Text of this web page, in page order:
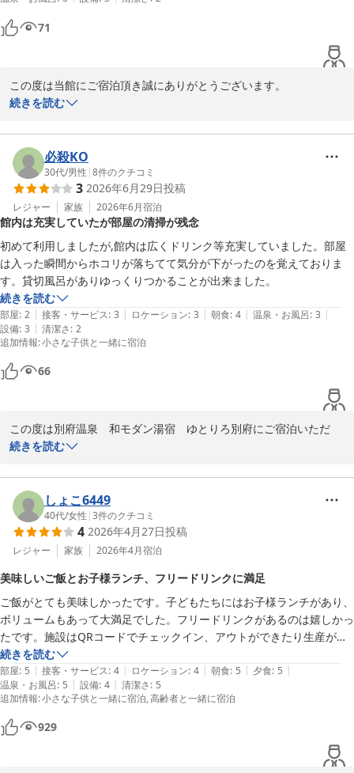
71
この度は当館にご宿泊頂き誠にありがとうございます。
また、多くの旅館の中から当館をお選び頂き重ねて御礼申し上げま
春夏秋冬を露天風呂からゆっくりと楽しめますので、ぜひ、また機
会がございましたら違った季節も楽しんで頂けたらと思います。テ
レビに関しましては、大変申し訳ございません。その代わりに、ラ
ウンジなどで、フリードリンクや、卓球等をお楽しみいただいた
り、2階には漫画等もご準備しておりますので、そちらをお楽しみ
いただければと思います。また、お客様の貴重なご意見も参考に今
後に繋げていけたらと思います。これからも、おもてなしの心を大
切にしお客さまのご期待に添えるサービスを提供していく所存でご
ざいます。
また是非別府温泉、食事であれば別府の郷土料理、とり天などを楽
しみにご来館頂ければと思います。
またのお越しをスタッフ一同心よりお待ち申し上げております。
ゆとりろ別府　宗像
別府温泉 和モダン湯宿 ゆとりろ別府
続きを読む
必殺KO
30代/男性 |8件のクチコミ
3 2026年6月29日投稿
レジャー 家族 2026年6月宿泊
館内は充実していたが部屋の清掃が残念
初めて利用しましたが,館内は広くドリンク等充実していました。部屋
は入った瞬間からホコリが落ちてて気分が下がったのを覚えておりま
す。貸切風呂がありゆっくりつかることが出来ました。
続きを読む
部屋: 2 | 接客・サービス: 3 | ロケーション: 3 | 朝食: 4 | 温泉・お風呂: 3 |
設備: 3 | 清潔さ: 2
追加情報:小さな子供と一緒に宿泊
66
この度は別府温泉　和モダン湯宿　ゆとりろ別府にご宿泊いただ
き、誠にありがとうございます。
ごしいただけたとのこと、大変嬉しく存じます。
しかしながら、お部屋の清掃の件、お客様に多大なるご不快な思い
をさせてしまいましたこと、深くお詫び申し上げます。本来であれ
ば、清潔で快適な空間をご提供すべきところ、当方の配慮が行き届
今回のご指摘を重く受け止め、客室清掃のチェック体制を改めて見
直し、再発防止に努めてまいります。清掃状況の改善について今後
の参考にさせていただきます。
貴重なお時間を割いてのご投稿に心より感謝申し上げます。また機
会がございましたら、次回は快適にお過ごしいただけるよう準備を
整えてお待ちしております。
ゆとりろ別府 スタッフ一同
2026-07-24
続きを読む
しょこ6449
40代/女性 |3件のクチコミ
4 2026年4月27日投稿
レジャー 家族 2026年4月宿泊
美味しいご飯とお子様ランチ、フリードリンクに満足
ご飯がとても美味しかったです。子どもたちにはお子様ランチがあり、
ボリュームもあって大満足でした。フリードリンクがあるのは嬉しかっ
たです。施設はQRコードでチェックイン、アウトができたり生産がで
きたりと、現代チックな施設でした。特に不便はありませんでした。
敷き布団は自分で押し入れから出して敷くスタイルでした。マットレス
が分厚くて寝心地よかったです。
続きを読む
部屋: 5 | 接客・サービス: 4 | ロケーション: 4 | 朝食: 5 | 夕食: 5 |
温泉・お風呂: 5 | 設備: 4 | 清潔さ: 5
追加情報:小さな子供と一緒に宿泊 高齢者と一緒に宿泊
929